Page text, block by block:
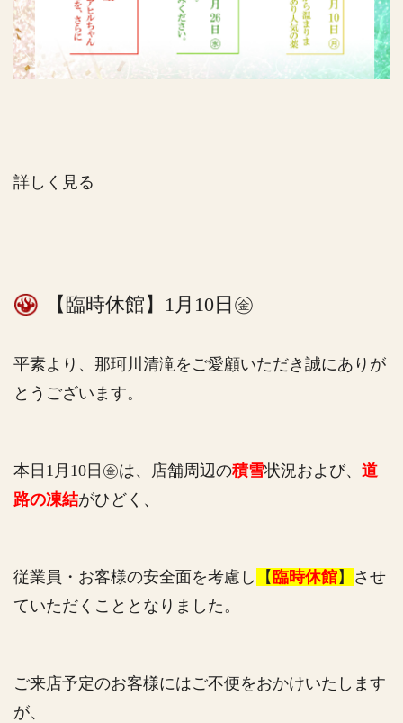
詳しく見る
【臨時休館】1月10日㊎
平素より、那珂川清滝をご愛顧いただき誠にありが
とうございます。
本日1月10日㊎は、店舗周辺の積雪状況および、 道
路の凍結がひどく、
従業員・お客様の安全面を考慮し 【 臨時休館】 させ
ていただくこととなりました。
ご来店予定のお客様にはご不便をおかけいたします
が、